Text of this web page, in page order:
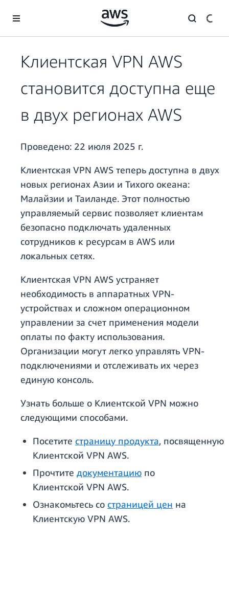
Перейти к главному контенту
Клиентская VPN AWS
становится доступна еще
в двух регионах AWS
Проведено: 22 июля 2025 г.
Клиентская VPN AWS теперь доступна в двух
новых регионах Азии и Тихого океана:
Малайзии и Таиланде. Этот полностью
управляемый сервис позволяет клиентам
безопасно подключать удаленных
сотрудников к ресурсам в AWS или
локальных сетях.
Клиентская VPN AWS устраняет
необходимость в аппаратных VPN-
устройствах и сложном операционном
управлении за счет применения модели
оплаты по факту использования.
Организации могут легко управлять VPN-
подключениями и отслеживать их через
единую консоль.
Узнать больше о Клиентской VPN можно
следующими способами.
Посетите страницу продукта, посвященную
Клиентской VPN AWS.
Прочтите документацию по
Клиентской VPN AWS.
Ознакомьтесь со страницей цен на
Клиентскую VPN AWS.